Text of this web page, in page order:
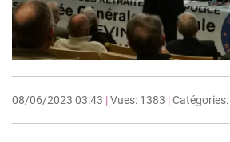
08/06/2023 03:43 |Vues: 1383 |Catégories: